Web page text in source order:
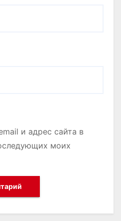
и адрес сайта в
моих